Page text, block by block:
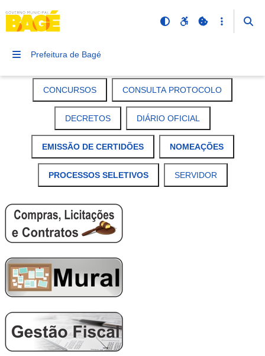
Prefeitura de Bagé
CONCURSOS CONSULTA PROTOCOLO
DECRETOS DIÁRIO OFICIAL
EMISSÃO DE CERTIDÕES NOMEAÇÕES
PROCESSOS SELETIVOS SERVIDOR